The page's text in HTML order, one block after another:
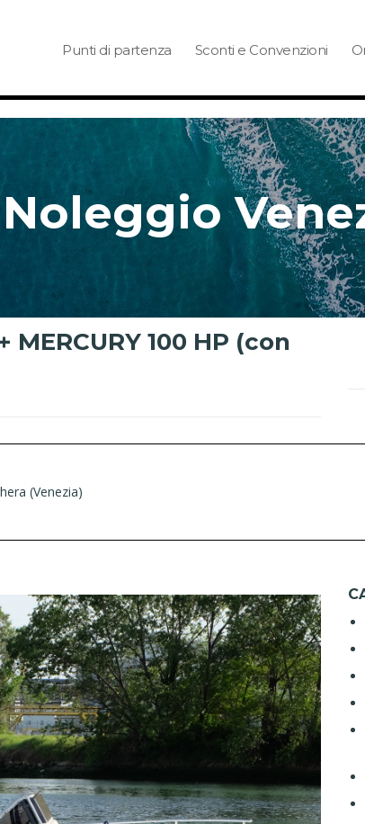
Punti di partenza Sconti e Convenzioni
MERCURY 100 HP (con
(Venezia)